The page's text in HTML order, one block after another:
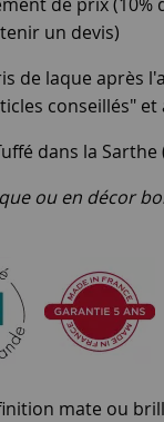
un devis)
de laque après
conseillés"
dans la Sarthe
ou en décor
mate ou